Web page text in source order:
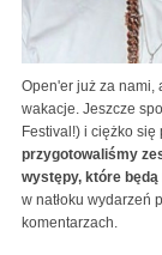
Open'er już za nami,
wakacje. Jeszcze
Festival!) i ciężko się
przygotowaliśmy
występy, które będą
w natłoku wydarzeń
komentarzach.